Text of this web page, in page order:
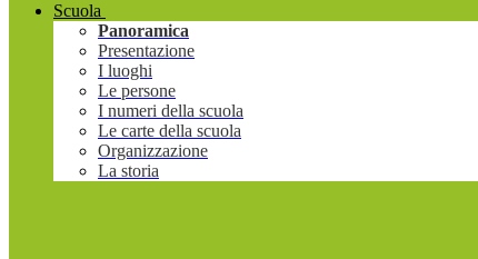
Scuola
Panoramica
Presentazione
I luoghi
Le persone
I numeri della scuola
Le carte della scuola
Organizzazione
La storia